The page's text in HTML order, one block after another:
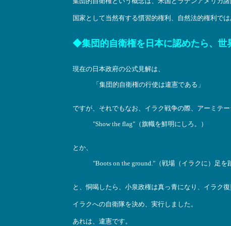
国家として当然有する慣習的権利、自然法的権利では
◆集団的自衛権を日本に認めたら、世
現在の日本政府の公式見解は、
「集団的自衛権の行使は違憲である」
ですが、それでもなお、イラク戦争の際、アーミテー
"Show the flag"（旗幟を鮮明にしろ。）
とか、
"Boots on the ground."（戦場（イラクに）足を
と、恫喝したら、小泉政権は真っ青になり、イラク
イラクへの自衛隊を決め、実行しました。
あれは、違憲です。